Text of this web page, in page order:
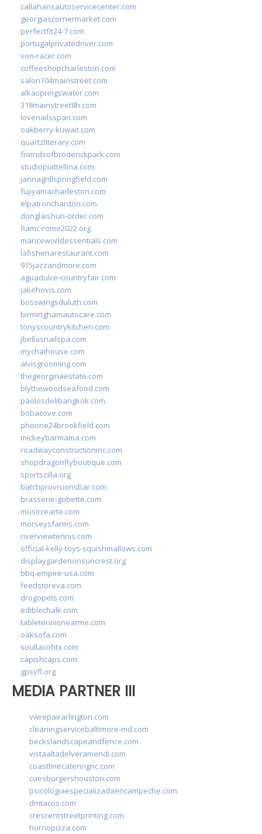
callahansautoservicecenter.com
georgiascornermarket.com
perfectfit24-7.com
portugalprivatedriver.com
von-racer.com
coffeeshopcharleston.com
salon104mainstreet.com
alkaspringswater.com
318mainstreet8h.com
lovenailsspari.com
oakberry-kuwait.com
quartzliterary.com
friendsofbroderickpark.com
studiopiattellina.com
jannagrillspringfield.com
fujiyamacharleston.com
elpatronchardon.com
donglaishun-order.com
fiamc-rome2022.org
mariceworldessentials.com
lafisheriarestaurant.com
915jazzandmore.com
aguadulce-countryfair.com
jakehovis.com
bosswingsduluth.com
birminghamautocare.com
tonyscountrykitchen.com
jbellasnailspa.com
mychaihouse.com
alvisgrooming.com
thegeorginaestate.com
blythewoodseafood.com
paolosdelibangkok.com
bobacove.com
phoone24brookfield.com
mickeybarmama.com
roadwayconstructioninc.com
shopdragonflyboutique.com
sportszilla.org
batchprovisionsbar.com
brasserie-gobette.com
musicrearte.com
morseysfarms.com
riverviewtennis.com
official-kelly-toys-squishmallows.com
displaygardenonsuncrest.org
bbq-empire-usa.com
feedstoreva.com
drogopets.com
ediblechalk.com
tabletennisnearme.com
oaksofa.com
soultacohtx.com
capishcaps.com
gpsyfl.org
MEDIA PARTNER III
vwrepairarlington.com
cleaningservicebaltimore-md.com
beckslandscapeandfence.com
vistaaltadelveramendi.com
coastlinecateringnc.com
cuesburgershouston.com
psicologiaespecializadaencampeche.com
dmtacos.com
crescentstreetprinting.com
hornopizza.com